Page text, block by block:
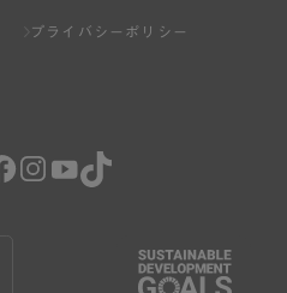
プライバシーポリシー